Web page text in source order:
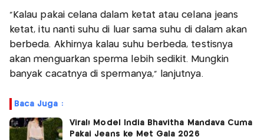
“Kalau pakai celana dalam ketat atau celana jeans
ketat, itu nanti suhu di luar sama suhu di dalam akan
berbeda. Akhirnya kalau suhu berbeda, testisnya
akan menguarkan sperma lebih sedikit. Mungkin
banyak cacatnya di spermanya,” lanjutnya.
Baca Juga :
Viral! Model India Bhavitha Mandava Cuma
Pakai Jeans ke Met Gala 2026